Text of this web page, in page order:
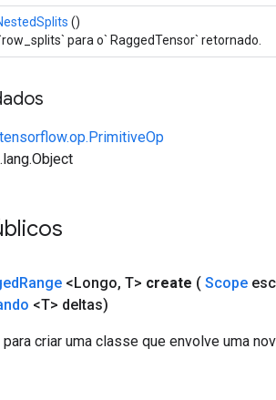
()
para o` RaggedTensor` retornado.
Range <Longo, T> create ( Scope
<T> deltas)
criar uma classe que envolve uma